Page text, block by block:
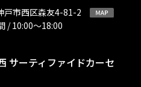
戸市西区森友4-81-2
/ 10:00〜18:00
サーティファイドカーセ